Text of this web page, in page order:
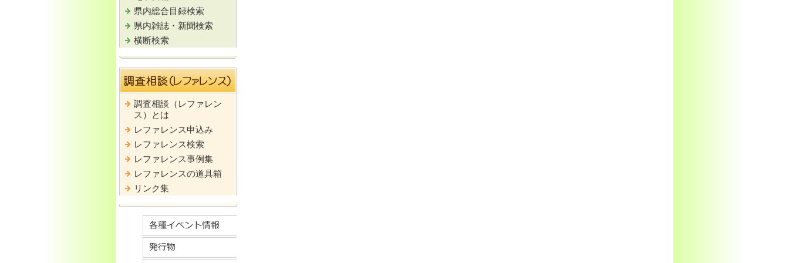
県内総合目録検索
県内雑誌・新聞検索
横断検索
調査相談（レファレン
ス）とは
レファレンス申込み
レファレンス検索
レファレンス事例集
レファレンスの道具箱
リンク集